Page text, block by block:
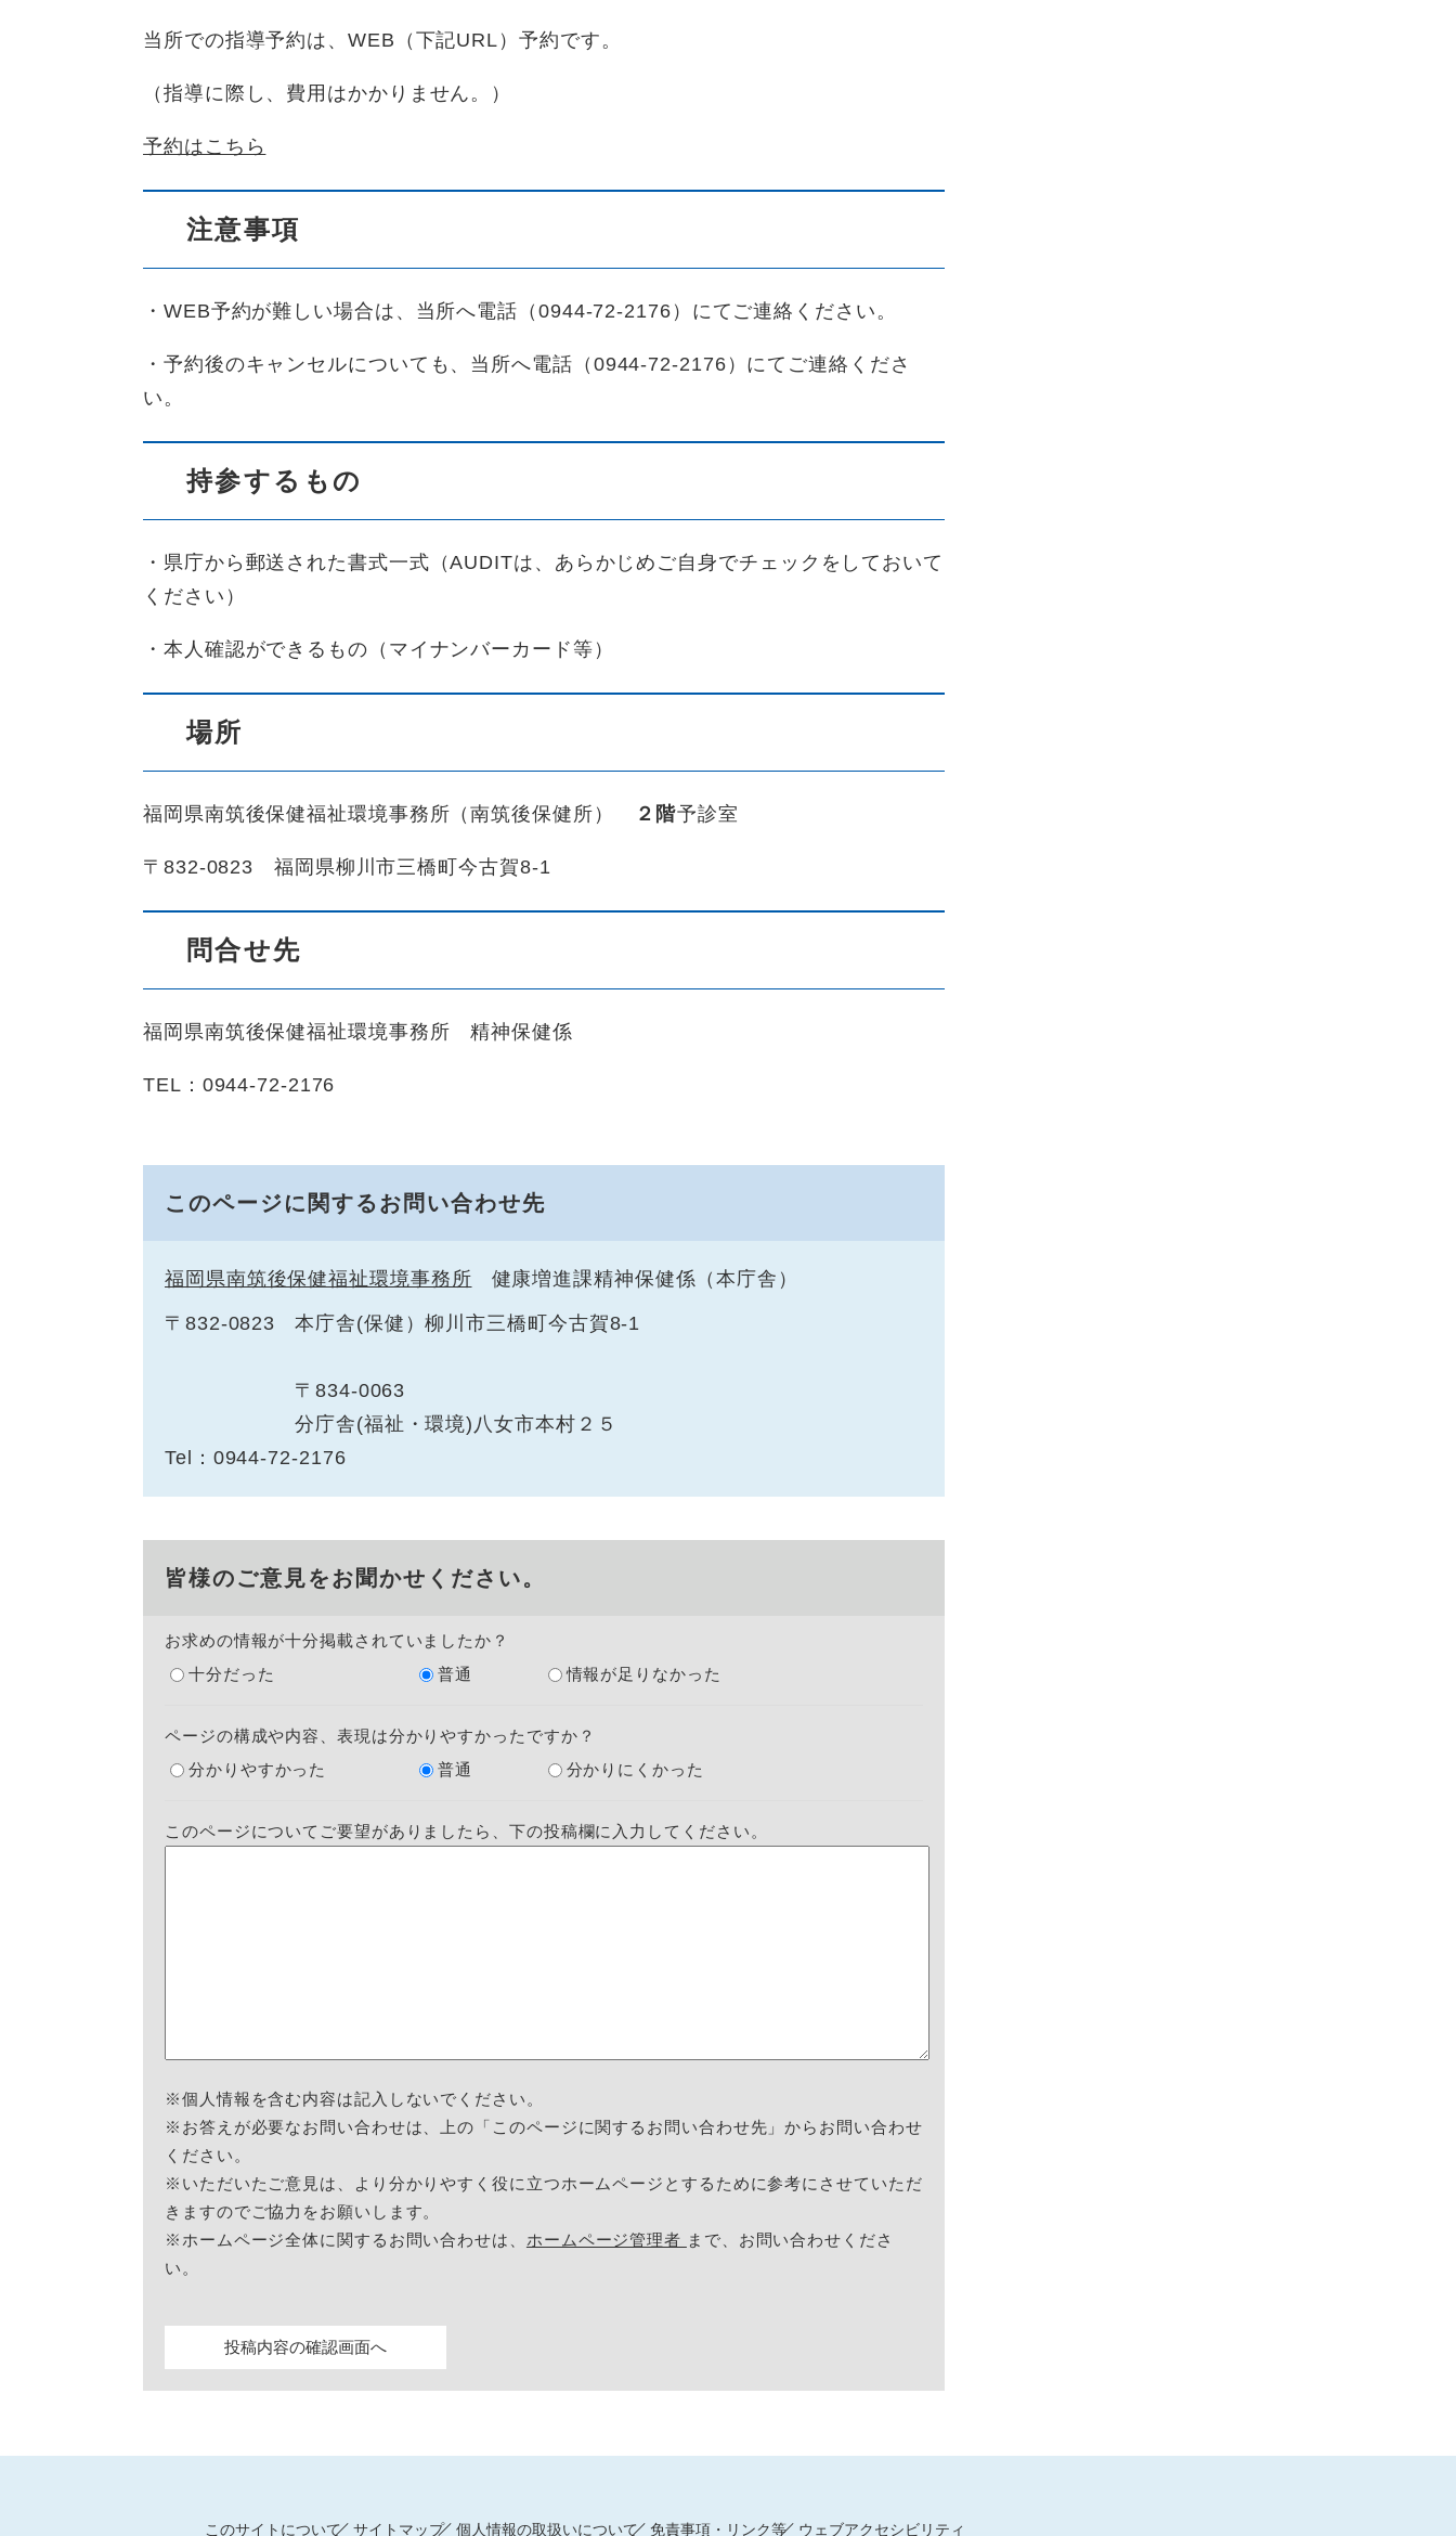
当所での指導予約は、WEB（下記URL）予約です。
（指導に際し、費用はかかりません。）
予約はこちら
注意事項
・WEB予約が難しい場合は、当所へ電話（0944-72-2176）にてご連絡ください。
・予約後のキャンセルについても、当所へ電話（0944-72-2176）にてご連絡くださ
い。
持参するもの
・県庁から郵送された書式一式（AUDITは、あらかじめご自身でチェックをしておいて
ください）
・本人確認ができるもの（マイナンバーカード等）
場所
福岡県南筑後保健福祉環境事務所（南筑後保健所） ２階予診室
〒832-0823 福岡県柳川市三橋町今古賀8-1
問合せ先
福岡県南筑後保健福祉環境事務所 精神保健係
TEL：0944-72-2176
このページに関するお問い合わせ先
福岡県南筑後保健福祉環境事務所 健康増進課精神保健係（本庁舎）
〒832-0823 本庁舎(保健）柳川市三橋町今古賀8-1
〒834-0063
分庁舎(福祉・環境)八女市本村２５
Tel：0944-72-2176
皆様のご意見をお聞かせください。
お求めの情報が十分掲載されていましたか？
十分だった
普通 情報が足りなかった
ページの構成や内容、表現は分かりやすかったですか？
分かりやすかった
普通 分かりにくかった
このページについてご要望がありましたら、下の投稿欄に入力してください。
※個人情報を含む内容は記入しないでください。
※お答えが必要なお問い合わせは、上の「このページに関するお問い合わせ先」からお問い合わせ
ください。
※いただいたご意見は、より分かりやすく役に立つホームページとするために参考にさせていただ
きますのでご協力をお願いします。
※ホームページ全体に関するお問い合わせは、 ホームページ管理者 まで、お問い合わせくださ
い。
このサイトについて サイトマップ 個人情報の取扱いについて 免責事項・リンク等 ウェブアクセシビリティ